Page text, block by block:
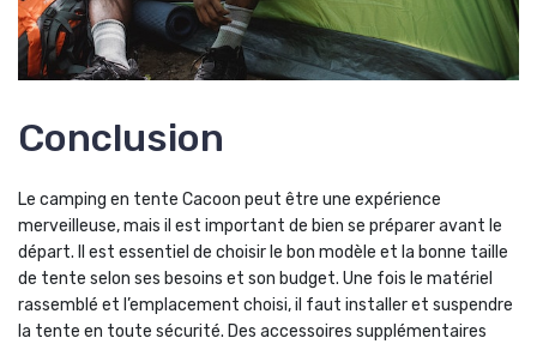
Conclusion
Le camping en tente Cacoon peut être une expérience
merveilleuse, mais il est important de bien se préparer avant le
départ. Il est essentiel de choisir le bon modèle et la bonne taille
de tente selon ses besoins et son budget. Une fois le matériel
rassemblé et l’emplacement choisi, il faut installer et suspendre
la tente en toute sécurité. Des accessoires supplémentaires